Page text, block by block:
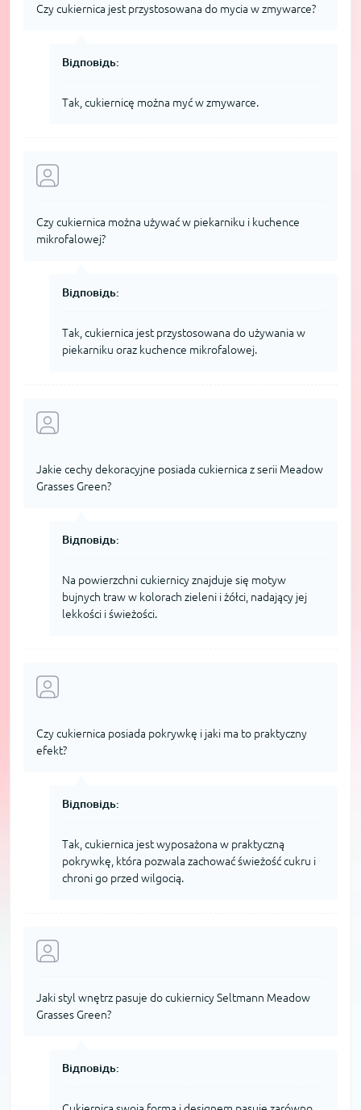
Czy cukiernica jest przystosowana do mycia w zmywarce?
Відповідь:
Tak, cukiernicę można myć w zmywarce.
Czy cukiernica można używać w piekarniku i kuchence
mikrofalowej?
Відповідь:
Tak, cukiernica jest przystosowana do używania w
piekarniku oraz kuchence mikrofalowej.
Jakie cechy dekoracyjne posiada cukiernica z serii Meadow
Grasses Green?
Відповідь:
Na powierzchni cukiernicy znajduje się motyw
bujnych traw w kolorach zieleni i żółci, nadający jej
lekkości i świeżości.
Czy cukiernica posiada pokrywkę i jaki ma to praktyczny
efekt?
Відповідь:
Tak, cukiernica jest wyposażona w praktyczną
pokrywkę, która pozwala zachować świeżość cukru i
chroni go przed wilgocią.
Jaki styl wnętrz pasuje do cukiernicy Seltmann Meadow
Grasses Green?
Відповідь: